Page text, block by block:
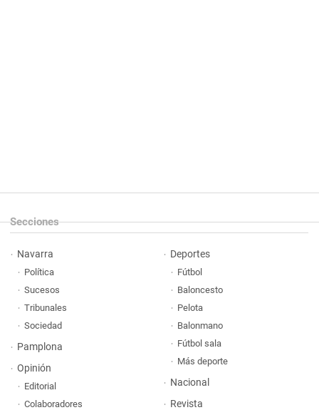
Secciones
Navarra
Política
Sucesos
Tribunales
Sociedad
Pamplona
Opinión
Editorial
Colaboradores
Deportes
Fútbol
Baloncesto
Pelota
Balonmano
Fútbol sala
Más deporte
Nacional
Revista